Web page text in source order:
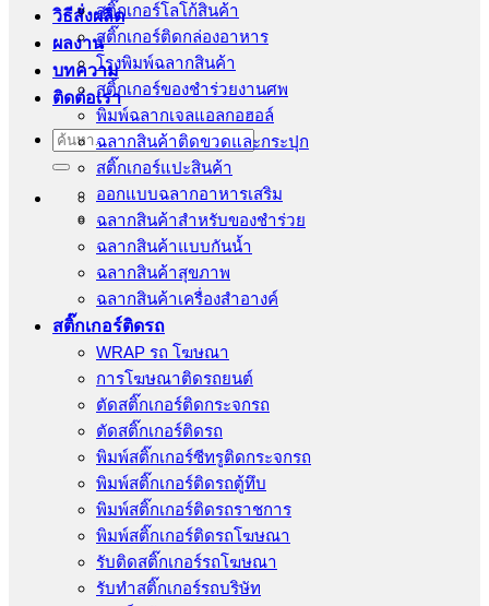
วิธีสั่งผลิต
ผลงาน
บทความ
ติดต่อเรา
ค้นหา:
สติ๊กเกอร์โลโก้สินค้า
สติ๊กเกอร์ติดกล่องอาหาร
โรงพิมพ์ฉลากสินค้า
สติ้กเกอร์ของชำร่วยงานศพ
พิมพ์ฉลากเจลแอลกอฮอล์
ฉลากสินค้าติดขวดและกระปุก
สติ๊กเกอร์แปะสินค้า
ออกแบบฉลากอาหารเสริม
ฉลากสินค้าสำหรับของชำร่วย
ฉลากสินค้าแบบกันน้ำ
ฉลากสินค้าสุขภาพ
ฉลากสินค้าเครื่องสำอางค์
สติ๊กเกอร์ติดรถ
WRAP รถ โฆษณา
การโฆษณาติดรถยนต์
ตัดสติ๊กเกอร์ติดกระจกรถ
ตัดสติ๊กเกอร์ติดรถ
พิมพ์สติ๊กเกอร์ซีทรูติดกระจกรถ
พิมพ์สติ๊กเกอร์ติดรถตู้ทึบ
พิมพ์สติ๊กเกอร์ติดรถราชการ
พิมพ์สติ๊กเกอร์ติดรถโฆษณา
รับติดสติ๊กเกอร์รถโฆษณา
รับทำสติ๊กเกอร์รถบริษัท